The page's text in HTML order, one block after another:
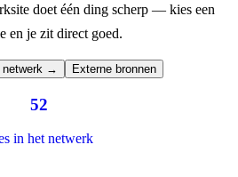
doet één ding scherp — kies een
en je zit direct goed.
netwerk → Externe bronnen
52
in het netwerk